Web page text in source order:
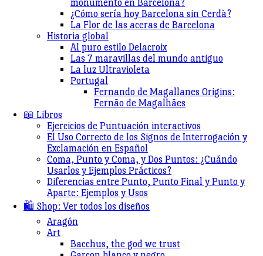
monumento en Barcelona?
¿Cómo sería hoy Barcelona sin Cerdà?
La Flor de las aceras de Barcelona
Historia global
Al puro estilo Delacroix
Las 7 maravillas del mundo antiguo
La luz Ultravioleta
Portugal
Fernando de Magallanes Origins:
Fernão de Magalhães
📖 Libros
Ejercicios de Puntuación interactivos
El Uso Correcto de los Signos de Interrogación y
Exclamación en Español
Coma, Punto y Coma, y Dos Puntos: ¿Cuándo
Usarlos y Ejemplos Prácticos?
Diferencias entre Punto, Punto Final y Punto y
Aparte: Ejemplos y Usos
🛍️ Shop: Ver todos los diseños
Aragón
Art
Bacchus, the god we trust